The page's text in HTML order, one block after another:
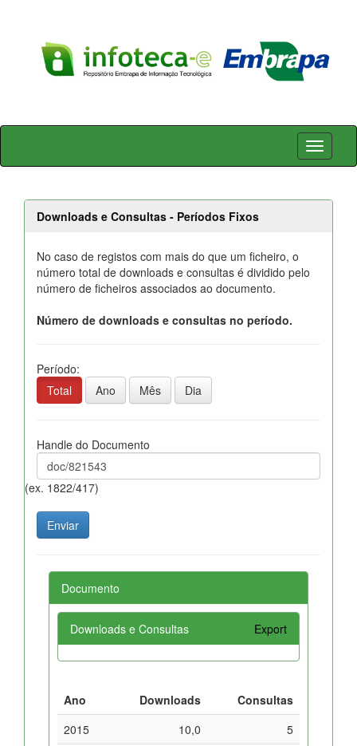
Skip
Downloads e Consultas - Períodos Fixos
No caso de registos com mais do que um ficheiro, o
número total de downloads e consultas é dividido pelo
número de ficheiros associados ao documento.
Número de downloads e consultas no período.
Período:
Total
Ano Mês Dia
Handle do Documento
(ex. 1822/417)
Documento
Downloads e Consultas Export
Ano Downloads
Consultas
2015
10,0
5